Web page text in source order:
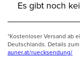
Es gibt noch
*Kostenloser Versand ab
Deutschlands. Details
auner.at/ruecksendung/